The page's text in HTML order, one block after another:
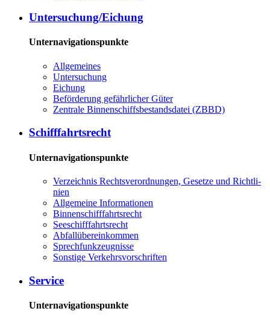
Un­ter­su­chung/Ei­chung
Unternavigationspunkte
All­ge­mei­nes
Un­ter­su­chung
Ei­chung
Be­för­de­rung ge­fähr­li­cher Gü­ter
Zen­tra­le Bin­nen­schiffs­be­stands­da­tei (ZBBD)
Schiff­fahrts­recht
Unternavigationspunkte
Ver­zeich­nis Rechts­ver­ord­nun­gen, Ge­set­ze und Richt­li­
ni­en
All­ge­mei­ne In­for­ma­tio­nen
Bin­nen­schiff­fahrts­recht
See­schiff­fahrts­recht
Ab­fall­über­ein­kom­men
Sprech­funk­zeug­nis­se
Sons­ti­ge Ver­kehrs­vor­schrif­ten
Ser­vice
Unternavigationspunkte